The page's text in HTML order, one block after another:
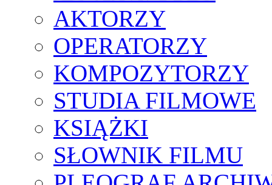
AKTORZY
OPERATORZY
KOMPOZYTORZY
STUDIA FILMOWE
KSIĄŻKI
SŁOWNIK FILMU